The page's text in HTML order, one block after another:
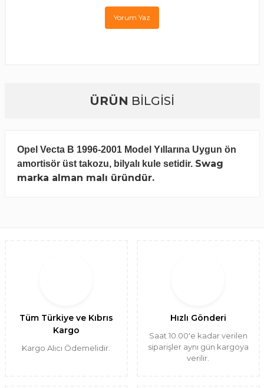
Yorum Yaz
ÜRÜN BİLGİSİ
Opel Vecta B 1996-2001 Model Yıllarına Uygun ön
amortisör üst takozu, bilyalı kule setidir. Swag
marka alman malı üründür.
Tüm Türkiye ve Kıbrıs
Kargo
Kargo Alıcı Ödemelidir.
Hızlı Gönderi
Saat 10.00'e kadar verilen
siparişler aynı gün kargoya
verilir.